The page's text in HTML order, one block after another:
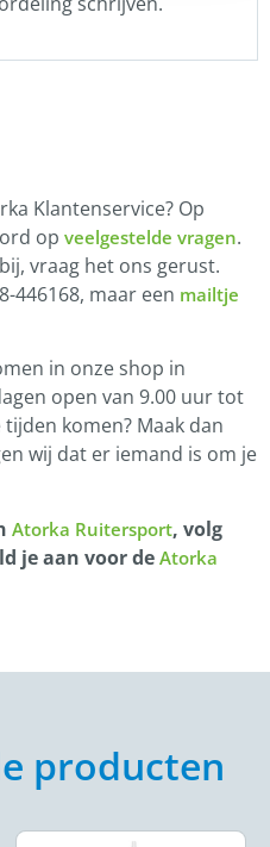
Klantenservice? Op
op veelgestelde vragen.
vraag het ons gerust.
446168, maar een mailtje
in onze shop in
open van 9.00 uur tot
komen? Maak dan
wij dat er iemand is om je
Atorka Ruitersport, volg
je aan voor de Atorka
producten